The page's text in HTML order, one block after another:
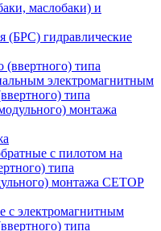
маслобаки) и
(БРС) гидравлические
(ввертного) типа
электромагнитным
типа
монтажа
с пилотом на
типа
монтажа CETOP
с электромагнитным
типа